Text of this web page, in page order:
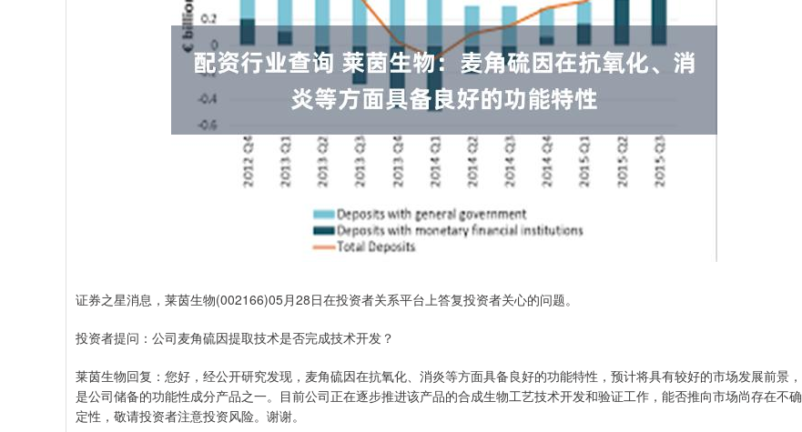
证券之星消息，莱茵生物(002166)05月28日在投资者关系平台上答复投资者关心的问题。
投资者提问：公司麦角硫因提取技术是否完成技术开发？
莱茵生物回复：您好，经公开研究发现，麦角硫因在抗氧化、消炎等方面具备良好的功能特性，预计将具有较好的市场发展前景，
是公司储备的功能性成分产品之一。目前公司正在逐步推进该产品的合成生物工艺技术开发和验证工作，能否推向市场尚存在不确
定性，敬请投资者注意投资风险。谢谢。